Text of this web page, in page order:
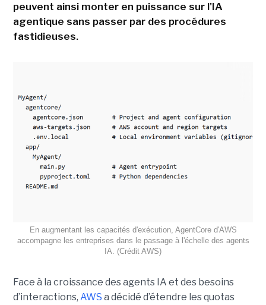
peuvent ainsi monter en puissance sur l'IA
agentique sans passer par des procédures
fastidieuses.
En augmentant les capacités d'exécution, AgentCore d'AWS
accompagne les entreprises dans le passage à l'échelle des agents
IA. (Crédit AWS)
Face à la croissance des agents IA et des besoins
d’interactions, AWS a décidé d’étendre les quotas